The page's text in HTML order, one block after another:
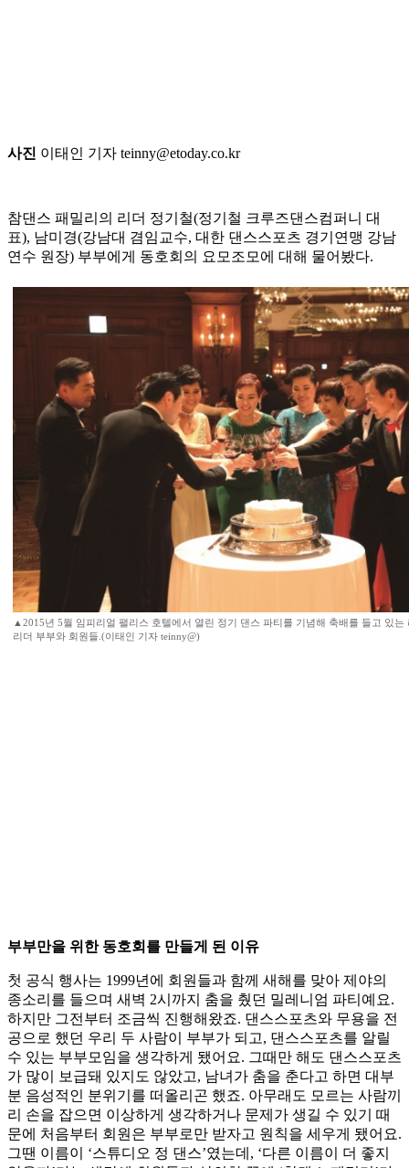
사진 이태인 기자 teinny@etoday.co.kr
참댄스 패밀리의 리더 정기철(정기철 크루즈댄스컴퍼니 대
표), 남미경(강남대 겸임교수, 대한 댄스스포츠 경기연맹 강남
연수 원장) 부부에게 동호회의 요모조모에 대해 물어봤다.
▲2015년 5월 임피리얼 팰리스 호텔에서 열린 정기 댄스 파티를 기념해 축배를 들고 있는
리더 부부와 회원들.(이태인 기자 teinny@)
부부만을 위한 동호회를 만들게 된 이유
첫 공식 행사는 1999년에 회원들과 함께 새해를 맞아 제야의
종소리를 들으며 새벽 2시까지 춤을 췄던 밀레니엄 파티예요.
하지만 그전부터 조금씩 진행해왔죠. 댄스스포츠와 무용을 전
공으로 했던 우리 두 사람이 부부가 되고, 댄스스포츠를 알릴
수 있는 부부모임을 생각하게 됐어요. 그때만 해도 댄스스포츠
가 많이 보급돼 있지도 않았고, 남녀가 춤을 춘다고 하면 대부
분 음성적인 분위기를 떠올리곤 했죠. 아무래도 모르는 사람끼
리 손을 잡으면 이상하게 생각하거나 문제가 생길 수 있기 때
문에 처음부터 회원은 부부로만 받자고 원칙을 세우게 됐어요.
그땐 이름이 ‘스튜디오 정 댄스’였는데, ‘다른 이름이 더 좋지